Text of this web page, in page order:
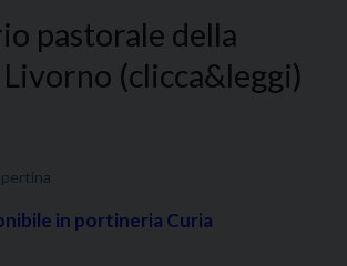
pastorale della
(clicca&leggi)
in portineria Curia